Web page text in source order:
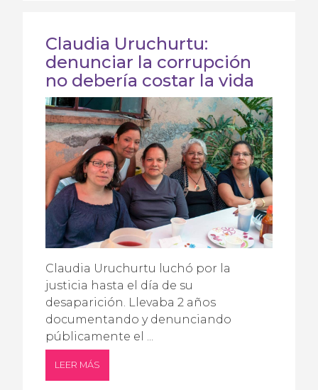
Claudia Uruchurtu:
denunciar la corrupción
no debería costar la vida
Claudia Uruchurtu luchó por la
justicia hasta el día de su
desaparición. Llevaba 2 años
documentando y denunciando
públicamente el ...
LEER MÁS